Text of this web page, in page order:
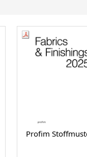
Profim